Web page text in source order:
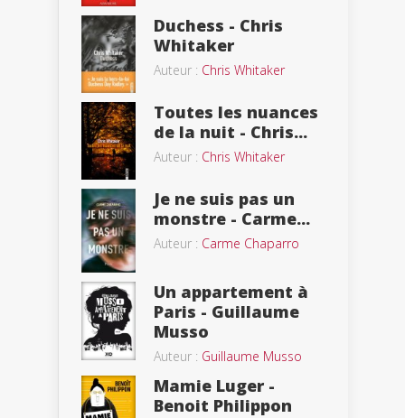
Duchess - Chris
Whitaker
Auteur : Chris Whitaker
Toutes les nuances
de la nuit - Chris...
Auteur : Chris Whitaker
Je ne suis pas un
monstre - Carme...
Auteur : Carme Chaparro
Un appartement à
Paris - Guillaume
Musso
Auteur : Guillaume Musso
Mamie Luger -
Benoit Philippon